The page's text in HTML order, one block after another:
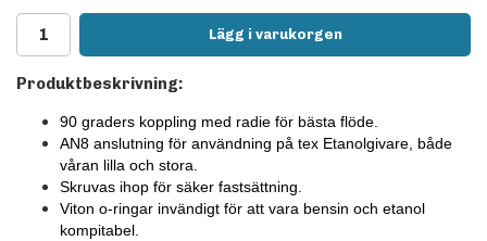
Lägg i varukorgen
Produktbeskrivning:
90 graders koppling med radie för bästa flöde.
AN8 anslutning för användning på tex Etanolgivare, både
våran lilla och stora.
Skruvas ihop för säker fastsättning.
Viton o-ringar invändigt för att vara bensin och etanol
kompitabel.